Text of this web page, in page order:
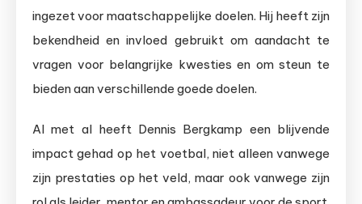
ingezet voor maatschappelijke doelen. Hij heeft zijn
bekendheid en invloed gebruikt om aandacht te
vragen voor belangrijke kwesties en om steun te
bieden aan verschillende goede doelen.
Al met al heeft Dennis Bergkamp een blijvende
impact gehad op het voetbal, niet alleen vanwege
zijn prestaties op het veld, maar ook vanwege zijn